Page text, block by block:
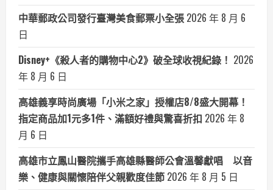
中華郵政公司發行臺灣美食郵票小全張 2026 年 8 月 6
日
Disney+《殺人者的購物中心2》破全球收視紀錄！ 2026
年 8 月 6 日
高雄義享時尚廣場「小米之家」授權店8/8盛大開幕！
指定商品加1元多1件、滿額好禮與驚喜折扣 2026 年 8
月 6 日
高雄市立鳳山醫院攜手高雄縣醫師公會溫馨獻唱 以音
樂、健康與關懷陪伴父親歡度佳節 2026 年 8 月 5 日